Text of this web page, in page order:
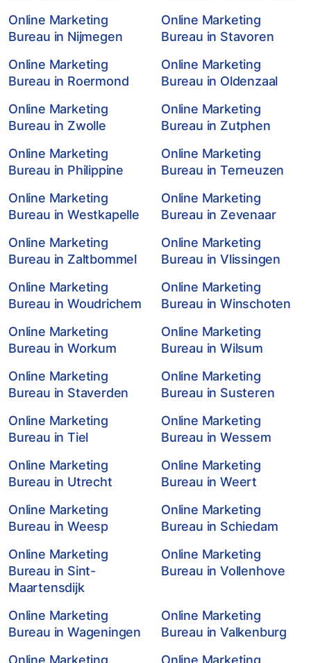
Online Marketing
Bureau in Nijmegen
Online Marketing
Bureau in Stavoren
Online Marketing
Bureau in Roermond
Online Marketing
Bureau in Oldenzaal
Online Marketing
Bureau in Zwolle
Online Marketing
Bureau in Zutphen
Online Marketing
Bureau in Philippine
Online Marketing
Bureau in Terneuzen
Online Marketing
Bureau in Westkapelle
Online Marketing
Bureau in Zevenaar
Online Marketing
Bureau in Zaltbommel
Online Marketing
Bureau in Vlissingen
Online Marketing
Bureau in Woudrichem
Online Marketing
Bureau in Winschoten
Online Marketing
Bureau in Workum
Online Marketing
Bureau in Wilsum
Online Marketing
Bureau in Staverden
Online Marketing
Bureau in Susteren
Online Marketing
Bureau in Tiel
Online Marketing
Bureau in Wessem
Online Marketing
Bureau in Utrecht
Online Marketing
Bureau in Weert
Online Marketing
Bureau in Weesp
Online Marketing
Bureau in Schiedam
Online Marketing
Bureau in Sint-
Maartensdijk
Online Marketing
Bureau in Vollenhove
Online Marketing
Bureau in Wageningen
Online Marketing
Bureau in Valkenburg
Online Marketing
Online Marketing